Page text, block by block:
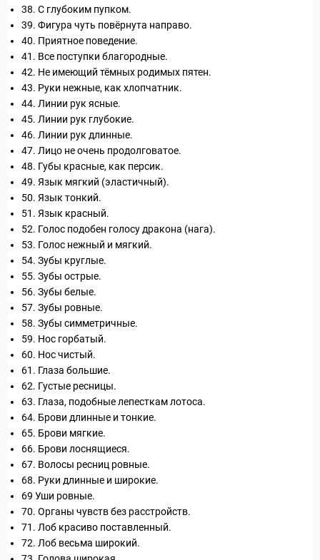
38. С глубоким пупком.
39. Фигура чуть повёрнута направо.
40. Приятное поведение.
41. Все поступки благородные.
42. Не имеющий тёмных родимых пятен.
43. Руки нежные, как хлопчатник.
44. Линии рук ясные.
45. Линии рук глубокие.
46. Линии рук длинные.
47. Лицо не очень продолговатое.
48. Губы красные, как персик.
49. Язык мягкий (эластичный).
50. Язык тонкий.
51. Язык красный.
52. Голос подобен голосу дракона (нага).
53. Голос нежный и мягкий.
54. Зубы круглые.
55. Зубы острые.
56. Зубы белые.
57. Зубы ровные.
58. Зубы симметричные.
59. Нос горбатый.
60. Нос чистый.
61. Глаза большие.
62. Густые ресницы.
63. Глаза, подобные лепесткам лотоса.
64. Брови длинные и тонкие.
65. Брови мягкие.
66. Брови лоснящиеся.
67. Волосы ресниц ровные.
68. Руки длинные и широкие.
69 Уши ровные.
70. Органы чувств без расстройств.
71. Лоб красиво поставленный.
72. Лоб весьма широкий.